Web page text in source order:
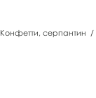
Конфетти, серпантин /